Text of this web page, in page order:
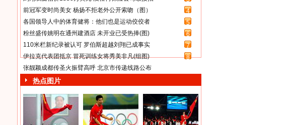
前冠军变时尚美女 杨扬不拒老外公开索吻（图）
4
各国领导人中的体育健将：他们也是运动佼佼者
5
粉丝盛传姚明在通州建酒店 未开业已受热捧(图)
6
110米栏新纪录被认可 罗伯斯超越刘翔已成事实
7
伊拉克代表团抵京 冒死训练女将秀美非凡(组图)
8
张靓颖成都传圣火振臂高呼 北京市传递线路公布
热点图片